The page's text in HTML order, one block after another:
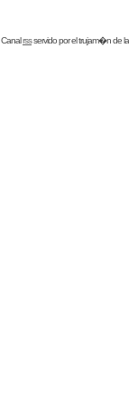
Canalrssservido por eltrujam�nde